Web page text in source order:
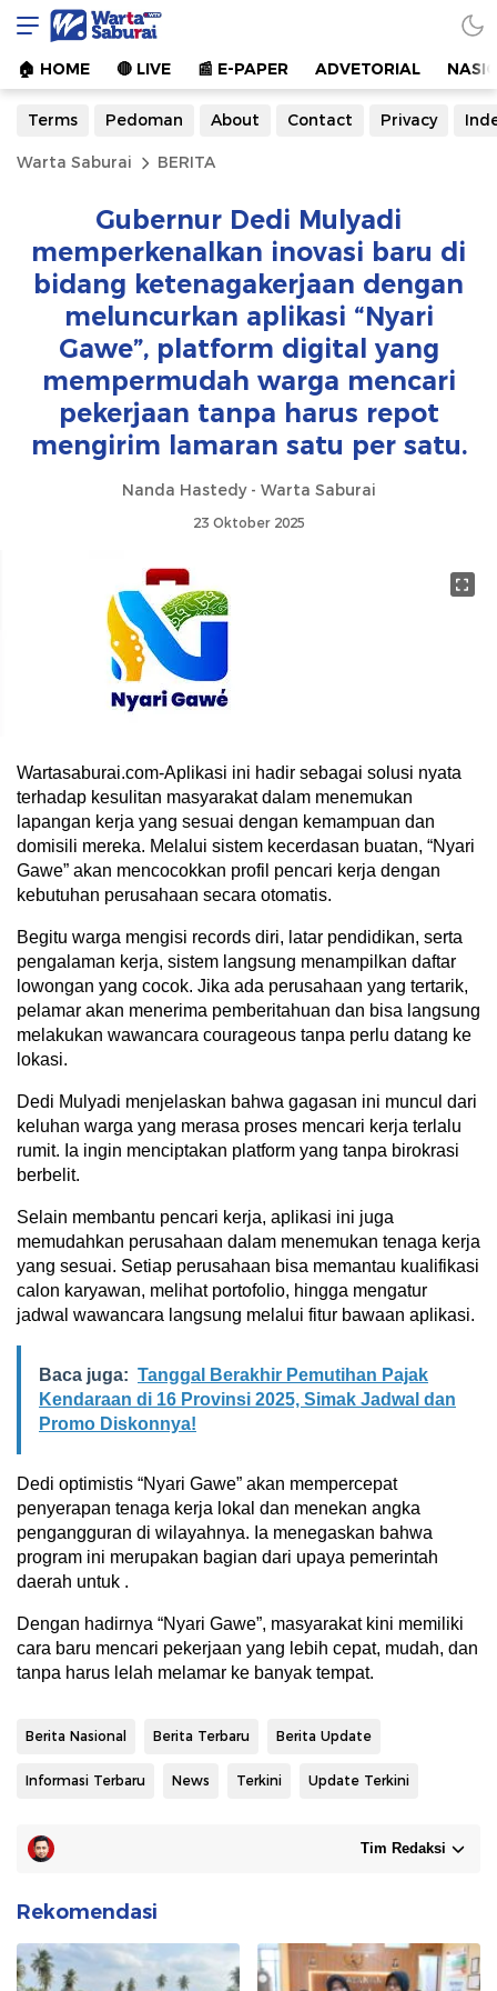
Warta Saburai
Sumber Informasi Terkini
🏠︎ HOME 🔴 LIVE 📰 E-PAPER ADVETORIAL
Terms Pedoman About Contact Privacy
Warta Saburai BERITA
Gubernur Dedi Mulyadi
memperkenalkan inovasi baru di
bidang ketenagakerjaan dengan
meluncurkan aplikasi “Nyari
Gawe”, platform digital yang
mempermudah warga mencari
pekerjaan tanpa harus repot
mengirim lamaran satu per satu.
Nanda Hastedy - Warta Saburai
23 Oktober 2025
Wartasaburai.com-Aplikasi ini hadir sebagai solusi nyata
terhadap kesulitan masyarakat dalam menemukan
lapangan kerja yang sesuai dengan kemampuan dan
domisili mereka. Melalui sistem kecerdasan buatan, “Nyari
Gawe” akan mencocokkan profil pencari kerja dengan
kebutuhan perusahaan secara otomatis.
Begitu warga mengisi records diri, latar pendidikan, serta
pengalaman kerja, sistem langsung menampilkan daftar
lowongan yang cocok. Jika ada perusahaan yang tertarik,
pelamar akan menerima pemberitahuan dan bisa langsung
melakukan wawancara courageous tanpa perlu datang ke
lokasi.
Dedi Mulyadi menjelaskan bahwa gagasan ini muncul dari
keluhan warga yang merasa proses mencari kerja terlalu
rumit. Ia ingin menciptakan platform yang tanpa birokrasi
berbelit.
Selain membantu pencari kerja, aplikasi ini juga
memudahkan perusahaan dalam menemukan tenaga kerja
yang sesuai. Setiap perusahaan bisa memantau kualifikasi
calon karyawan, melihat portofolio, hingga mengatur
jadwal wawancara langsung melalui fitur bawaan aplikasi.
Baca juga: Tanggal Berakhir Pemutihan Pajak
Kendaraan di 16 Provinsi 2025, Simak Jadwal dan
Promo Diskonnya!
Dedi optimistis “Nyari Gawe” akan mempercepat
penyerapan tenaga kerja lokal dan menekan angka
pengangguran di wilayahnya. Ia menegaskan bahwa
program ini merupakan bagian dari upaya pemerintah
daerah untuk .
Dengan hadirnya “Nyari Gawe”, masyarakat kini memiliki
cara baru mencari pekerjaan yang lebih cepat, mudah, dan
tanpa harus lelah melamar ke banyak tempat.
Berita Nasional Berita Terbaru Berita Update
Informasi Terbaru News Terkini Update Terkini
Tim Redaksi
Rekomendasi